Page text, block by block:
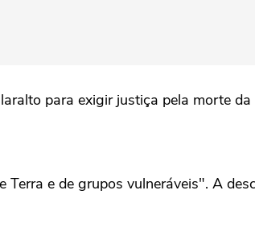
para exigir justiça pela morte
e de grupos vulneráveis". A